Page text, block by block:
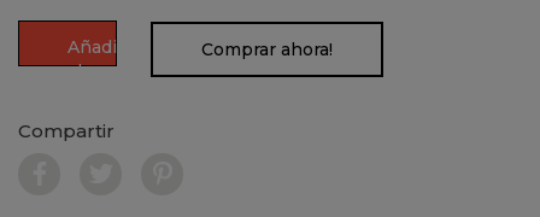
Añadir
al
Comprar ahora!
Compartir